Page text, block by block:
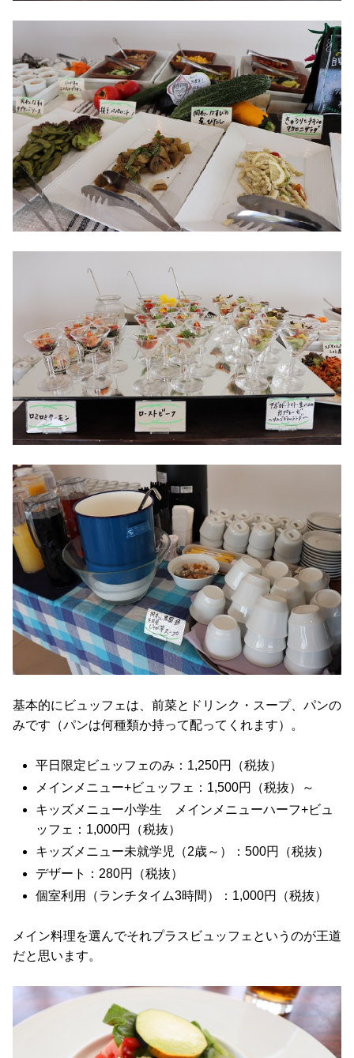
基本的にビュッフェは、前菜とドリンク・スープ、パンの
みです（パンは何種類か持って配ってくれます）。
平日限定ビュッフェのみ：1,250円（税抜）
メインメニュー+ビュッフェ：1,500円（税抜）～
キッズメニュー小学生 メインメニューハーフ+ビュ
ッフェ：1,000円（税抜）
キッズメニュー未就学児（2歳～）：500円（税抜）
デザート：280円（税抜）
個室利用（ランチタイム3時間）：1,000円（税抜）
メイン料理を選んでそれプラスビュッフェというのが王道
だと思います。